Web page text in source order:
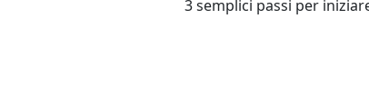
3 semplici passi per